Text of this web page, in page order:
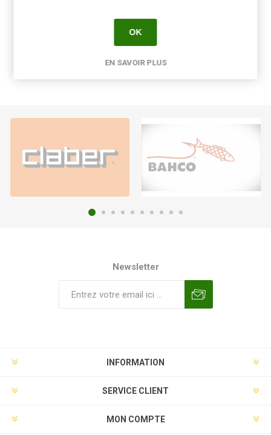
Newsletter
INFORMATION
SERVICE CLIENT
MON COMPTE
OK
EN SAVOIR PLUS